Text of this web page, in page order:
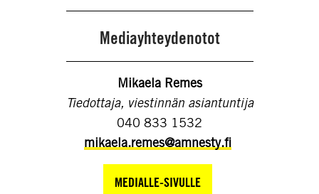
Mediayhteydenotot
Mikaela Remes
Tiedottaja, viestinnän asiantuntija
040 833 1532
mikaela.remes@amnesty.fi
MEDIALLE-SIVULLE